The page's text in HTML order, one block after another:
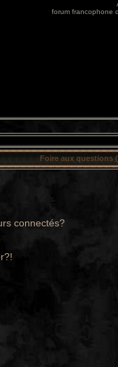
forum francophone
Foire aux questions
connectés?